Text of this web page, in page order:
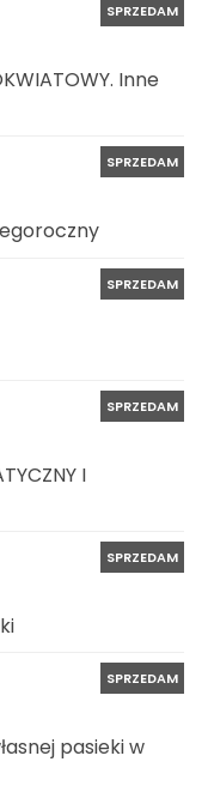
SPRZEDAM
Inne
SPRZEDAM
SPRZEDAM
SPRZEDAM
I
SPRZEDAM
SPRZEDAM
pasieki w